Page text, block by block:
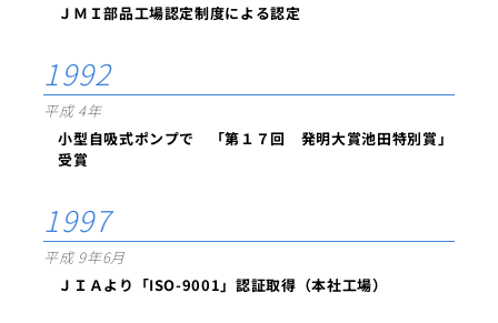
ＪＭＩ部品工場認定制度による認定
1992
平成 4年
小型自吸式ポンプで 「第１７回 発明大賞池田特別賞」
受賞
1997
平成 9年6月
ＪＩＡより「ISO-9001」認証取得（本社工場）